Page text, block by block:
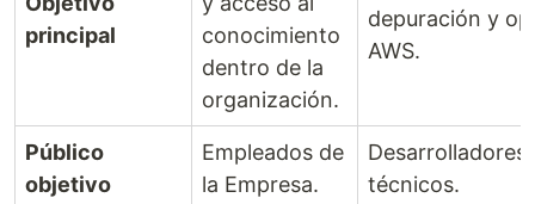
principal
conocimiento
dentro de la
organización.
depuración y
AWS.
Público
objetivo
Empleados de
la Empresa.
Desarrolladores
técnicos.